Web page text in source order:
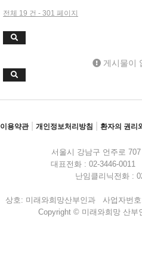
전체 19 건 - 301 페이지
게시물이
이용약관 개인정보처리방침 환자의 권리
서울시 강남구 언주로
대표전화 : 02-3446-0011
난임클리닉전화 :
상호: 미래와희망산부인과 사업자번
Copyright © 미래와희망 산부